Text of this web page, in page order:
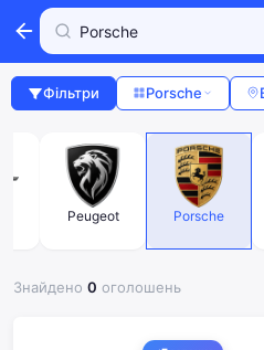
Фільтри Porsche
Peugeot Porsche
Знайдено 0 оголошень